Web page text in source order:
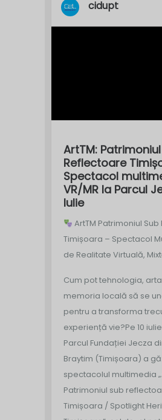
cidupt
ArtTM:
Reflectoare
Spectacol
VR/MR la Parcul
Iulie
ArtTM Patrimoniul
Timișoara – Spectacol
de Realitate Virtuală,
Cum pot tehnologia,
memoria locală să se
pentru a transforma
experiență vie?Pe 10
Parcul Fundației Jecza
Braytim (Timișoara) a
spectacolul multimedia
Patrimoniul sub
Timișoara / Spotlight